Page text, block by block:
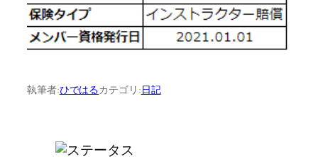
執筆者:ひではるカテゴリ:日記